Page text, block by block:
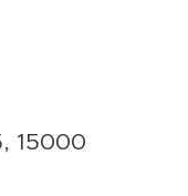
15000